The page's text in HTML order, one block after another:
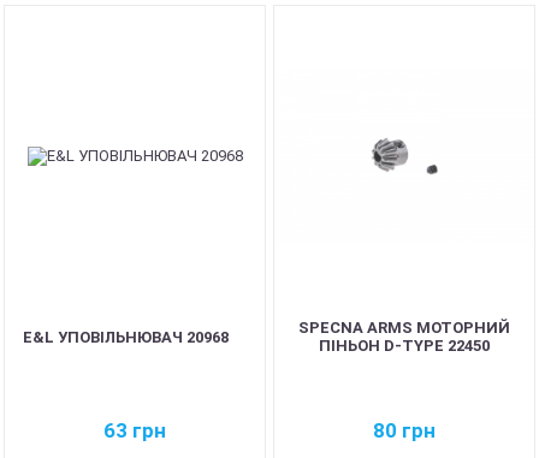
E&L УПОВІЛЬНЮВАЧ 20968
63 грн
SPECNA ARMS МОТОРНИЙ
ПІНЬОН D-TYPE 22450
80 грн